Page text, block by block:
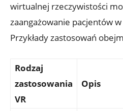
wirtualnej⁢ rzeczywistości
zaangażowanie pacjentów
Przykłady zastosowań
Rodzaj​
zastosowania
VR
Opis